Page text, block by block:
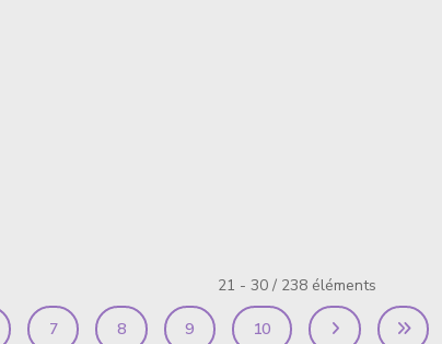
21 - 30 / 238 éléments
7 8 9 10